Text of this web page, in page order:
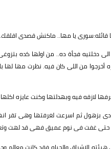
قائله:سورى يا مها.. ماكنش قصدى اقلقك.
دخلتيه فجأة ده.. من اولها كده
أخرجوا من اللى كان فيه. نظرت مها
لازقه فيه وبهدلتها وكنت عايزه
بزهول ثم اسرعت لغرفتها وهى تقر
حتى غفت فى نوم عميق فهى قد لهت